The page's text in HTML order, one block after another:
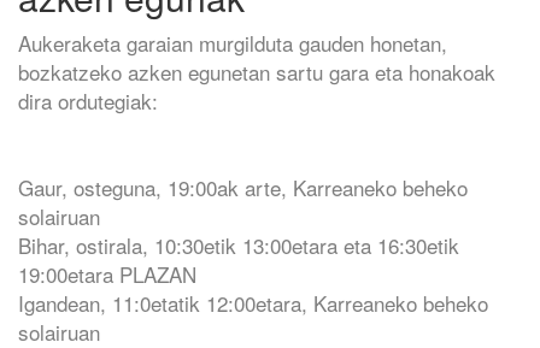
Aukeraketa garaian murgilduta gauden honetan,
bozkatzeko azken egunetan sartu gara eta honakoak
dira ordutegiak:
Gaur, osteguna, 19:00ak arte, Karreaneko beheko
solairuan
Bihar, ostirala, 10:30etik 13:00etara eta 16:30etik
19:00etara PLAZAN
Igandean, 11:0etatik 12:00etara, Karreaneko beheko
solairuan